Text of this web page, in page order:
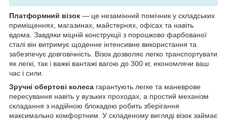
Платформний візок — це незамінний помічник у складських
приміщеннях, магазинах, майстернях, офісах та навіть
вдома. Завдяки міцній конструкції з порошково фарбованої
сталі він витримує щоденне інтенсивне використання та
забезпечує довговічність. Візок дозволяє легко транспортувати
як легкі, так і важкі вантажі вагою до 300 кг, економлячи ваш
час і сили.
Зручні обертові колеса гарантують легке та маневрове
пересування навіть у вузьких проходах, а простий механізм
складання з надійною блокадою робить зберігання
максимально комфортним. У складеному вигляді візок займає